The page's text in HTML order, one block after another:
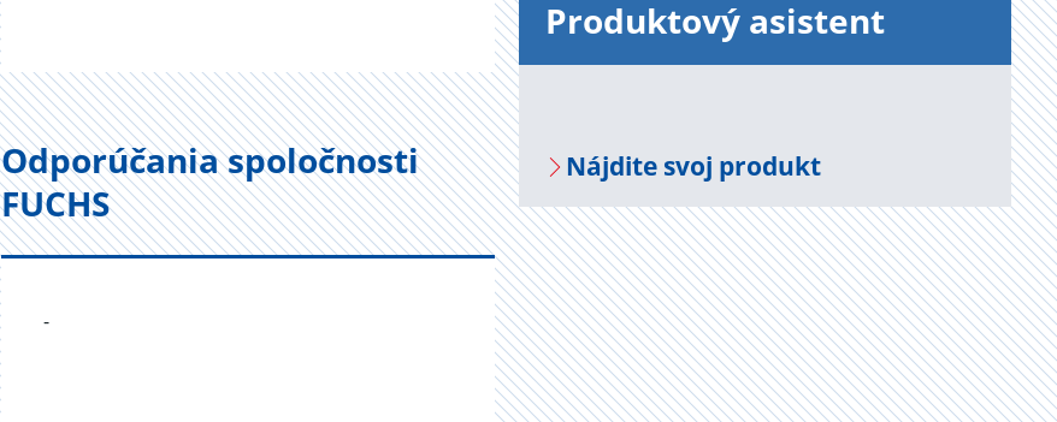
Odporúčania spoločnosti
FUCHS
-
Pro­duk­to­vý asis­tent
Náj­di­te svoj pro­dukt